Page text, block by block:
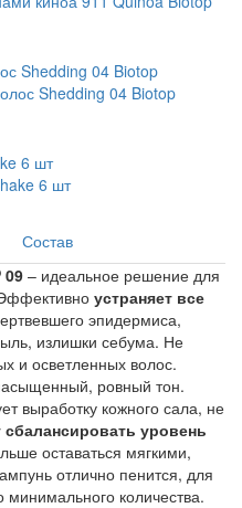
Shedding 04 Biotop
6 шт
Состав
– идеальное решение для
устраняет все
эпидермиса,
излишки себума. Не
и осветленных волос.
ровный тон.
выработку кожного сала, не
сбалансировать уровень
оставаться мягкими,
отлично пенится, для
количества.